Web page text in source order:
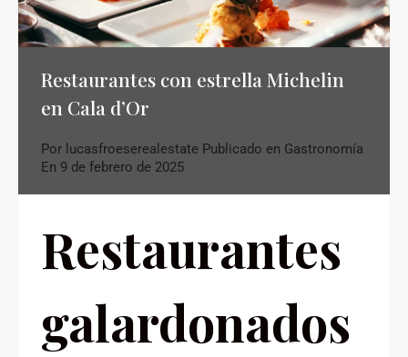
Restaurantes con estrella Michelin
en Cala d’Or
Por lucasfroeserealestate Publicado en Gastronomía
En 9 de febrero de 2025
Restaurantes
galardonados